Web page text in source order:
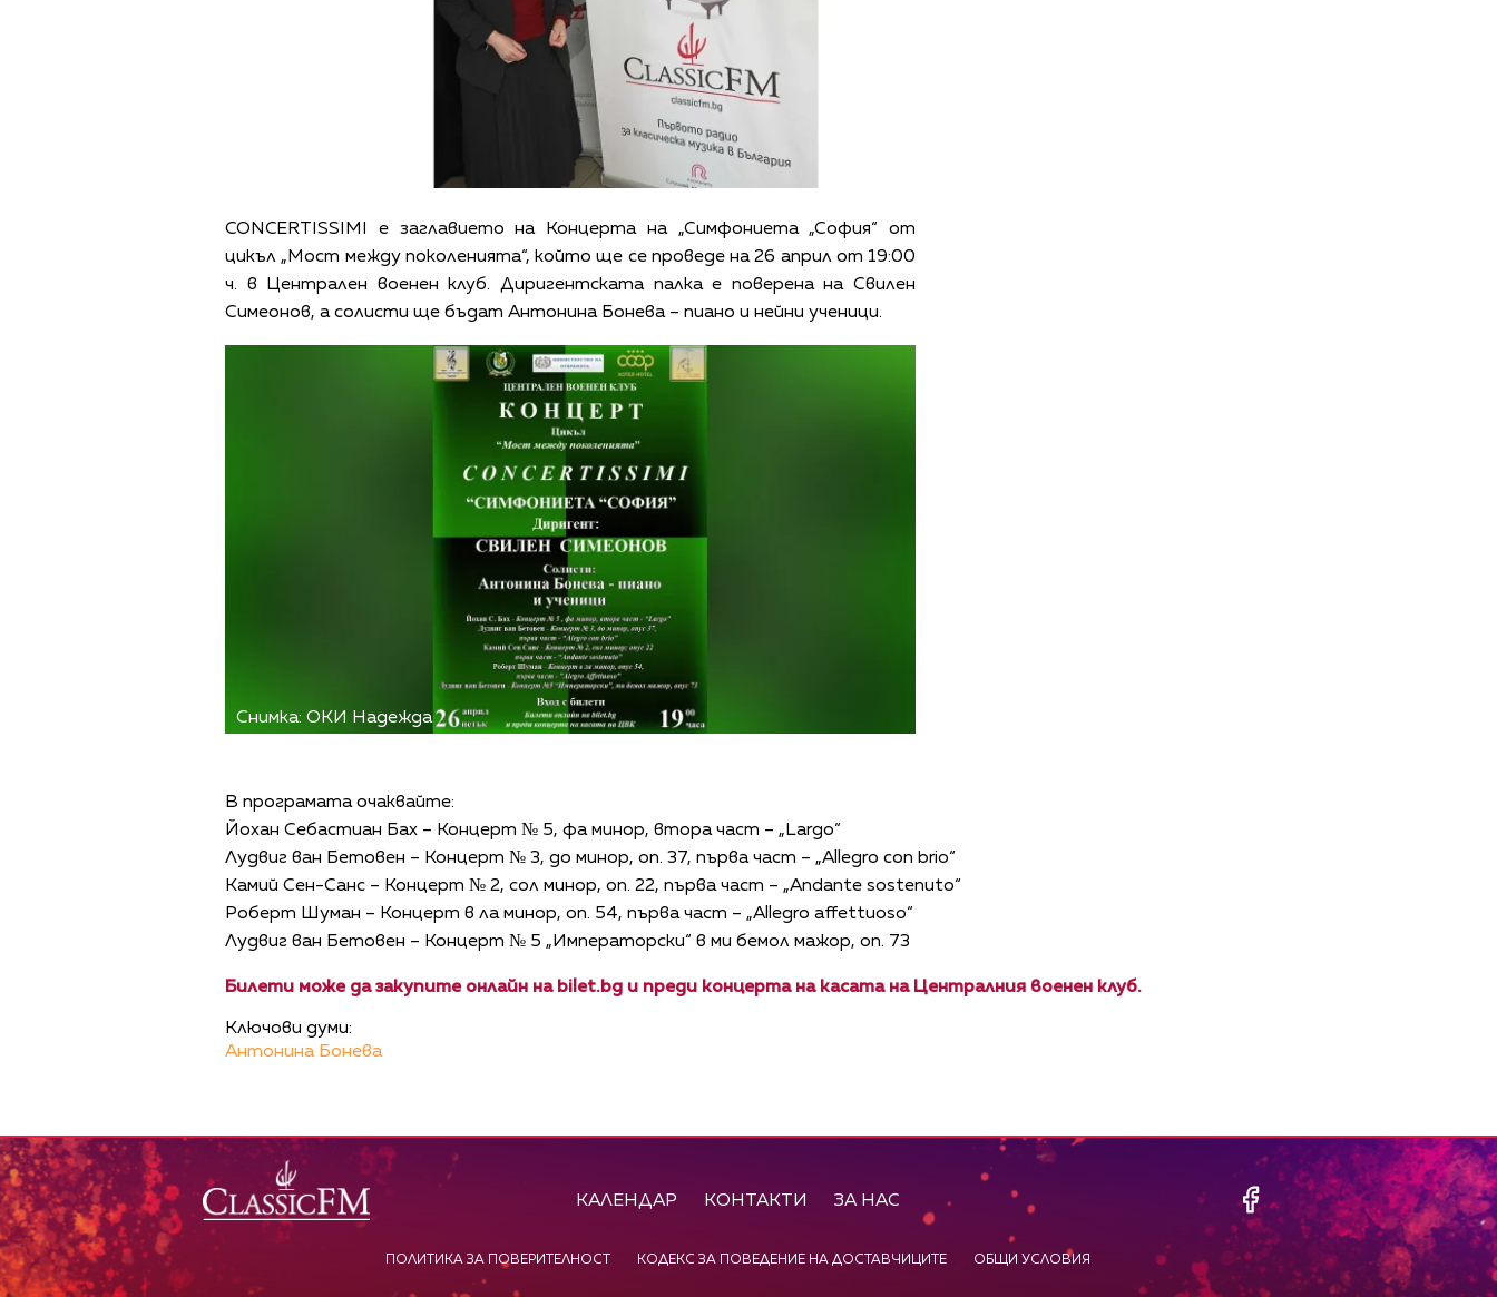
CONCERTISSIMI е заглавието
на Концерта на „Симфониета „София“ от
цикъл „Мост между поколенията“, който ще се проведе на 26 април от 19:00
ч. в Централен военен клуб. Диригентската палка е поверена на Свилен
Симеонов, а солисти ще бъдат Антонина Бонева – пиано и нейни ученици.
Снимка: ОКИ Надежда
В програмата очаквайте:
Йохан Себастиан Бах – Концерт № 5, фа минор, втора част – „Largo“
Лудвиг ван Бетовен – Концерт № 3, до минор, оп. 37, първа част – „Allegro con brio“
Камий Сен-Санс – Концерт № 2, сол минор, оп. 22, първа част – „Andante sostenuto“
Роберт Шуман – Концерт в ла минор, оп. 54, първа част – „Allegro affettuoso“
Лудвиг ван Бетовен – Концерт № 5 „Императорски“ в ми бемол мажор, оп. 73
Билети може да закупите онлайн на bilet.bg и преди концерта на касата на Централния военен клуб.
Ключови думи:
Антонина Бонева
КАЛЕНДАР КОНТАКТИ ЗА НАС
ПОЛИТИКА ЗА ПОВЕРИТЕЛНОСТ КОДЕКС ЗА ПОВЕДЕНИЕ НА ДОСТАВЧИЦИТЕ ОБЩИ УСЛОВИЯ